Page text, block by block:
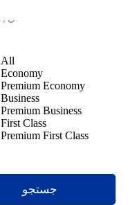
All
Economy
Premium Economy
Business
Premium Business
First Class
Premium First Class
جستجو